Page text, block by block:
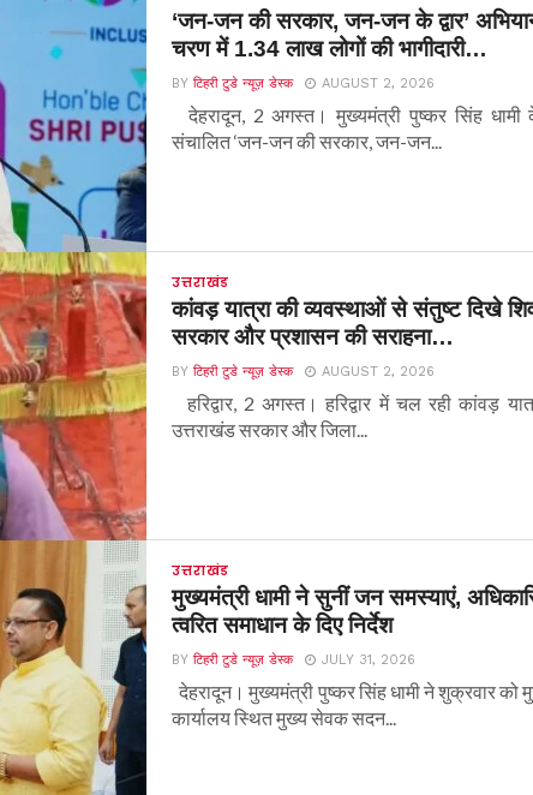
‘जन-जन की सरकार, जन-जन के द्वार’
चरण में 1.34 लाख लोगों की भागीदारी…
BYटिहरी टुडे न्यूज़ डेस्क AUGUST 2, 2026
देहरादून, 2 अगस्त। मुख्यमंत्री पुष्कर सिंह धामी
संचालित ‘जन-जन की सरकार, जन-जन...
उत्तराखंड
कांवड़ यात्रा की व्यवस्थाओं से संतुष्ट दिखे
सरकार और प्रशासन की सराहना…
BYटिहरी टुडे न्यूज़ डेस्क AUGUST 2, 2026
हरिद्वार, 2 अगस्त। हरिद्वार में चल रही कांवड़
उत्तराखंड सरकार और जिला...
उत्तराखंड
मुख्यमंत्री धामी ने सुनीं जन समस्याएं,
त्वरित समाधान के दिए निर्देश
BYटिहरी टुडे न्यूज़ डेस्क JULY 31, 2026
देहरादून। मुख्यमंत्री पुष्कर सिंह धामी ने शुक्रवार को
कार्यालय स्थित मुख्य सेवक सदन...